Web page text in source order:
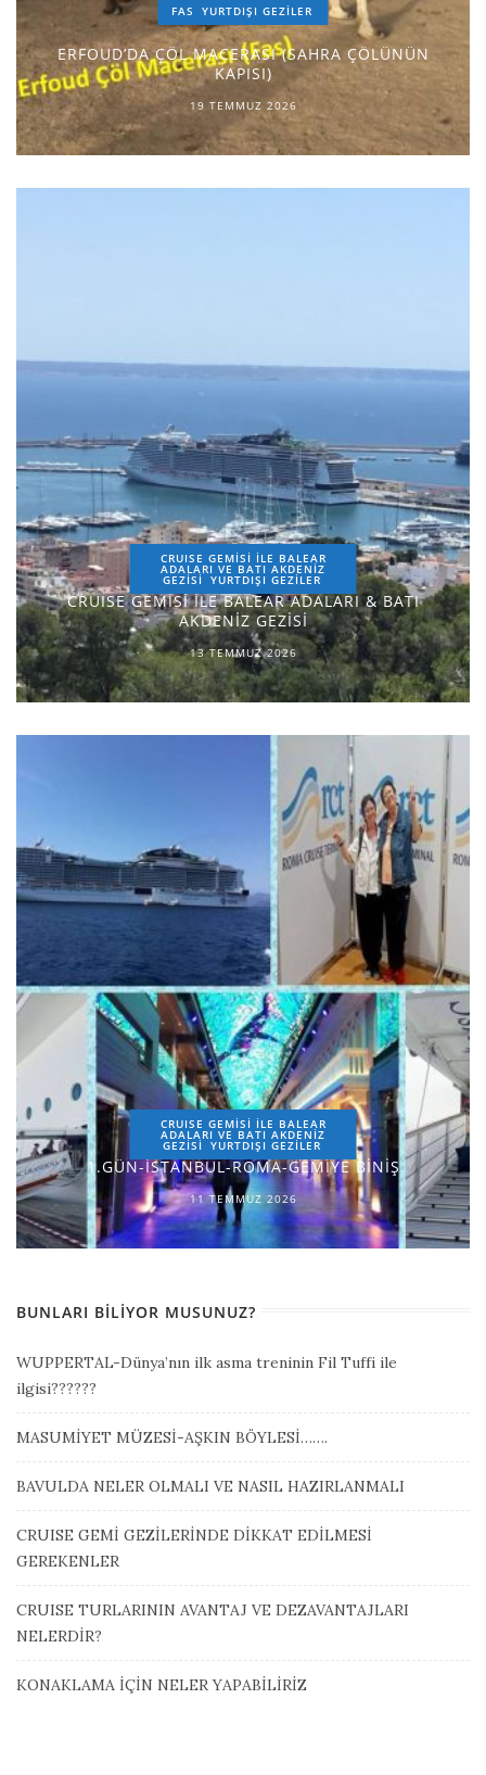
FAS YURTDIŞI GEZILER
ERFOUD’DA ÇÖL MACERASI (SAHRA ÇÖLÜNÜN
KAPISI)
19 TEMMUZ 2026
CRUISE GEMİSİ İLE BALEAR
ADALARI VE BATI AKDENİZ
GEZİSİ YURTDIŞI GEZILER
CRUISE GEMİSİ İLE BALEAR ADALARI & BATI
AKDENİZ GEZİSİ
13 TEMMUZ 2026
CRUISE GEMİSİ İLE BALEAR
ADALARI VE BATI AKDENİZ
GEZİSİ YURTDIŞI GEZILER
1.GÜN-İSTANBUL-ROMA-GEMİYE BİNİŞ
11 TEMMUZ 2026
BUNLARI BILIYOR MUSUNUZ?
WUPPERTAL-Dünya’nın ilk asma treninin Fil Tuffi ile
ilgisi??????
MASUMİYET MÜZESİ-AŞKIN BÖYLESİ…….
BAVULDA NELER OLMALI VE NASIL HAZIRLANMALI
CRUISE GEMİ GEZİLERİNDE DİKKAT EDİLMESİ
GEREKENLER
CRUISE TURLARININ AVANTAJ VE DEZAVANTAJLARI
NELERDİR?
KONAKLAMA İÇİN NELER YAPABİLİRİZ